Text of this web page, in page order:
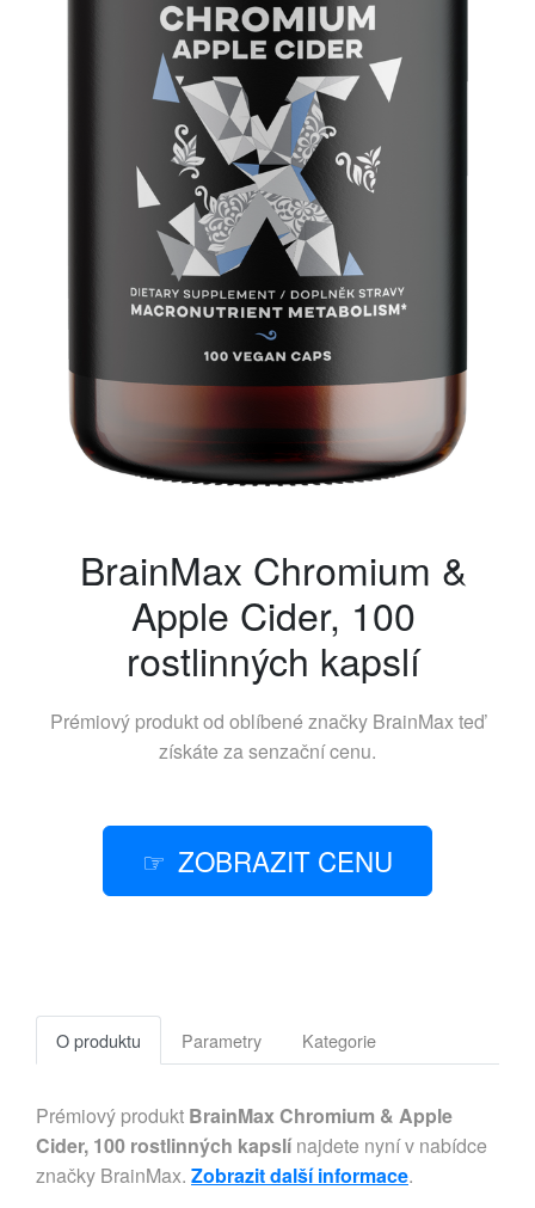
BrainMax Chromium &
Apple Cider, 100
rostlinných kapslí
Prémiový produkt od oblíbené značky BrainMaxteď
získáte za senzační cenu.
ZOBRAZIT CENU
O produktu Parametry Kategorie
Prémiový produkt BrainMax Chromium & Apple
Cider, 100 rostlinných kapslínajdete nyní v nabídce
značky BrainMax. Zobrazit další informace.